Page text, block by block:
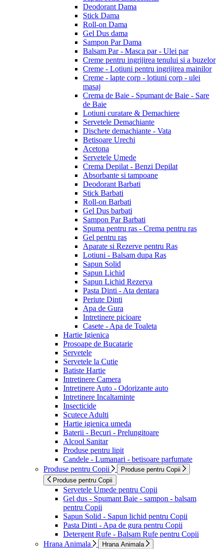
Deodorant Dama
Stick Dama
Roll-on Dama
Gel Dus dama
Sampon Par Dama
Balsam Par - Masca par - Ulei par
Creme pentru ingrijirea tenului si a buzelor
Creme - Lotiuni pentru ingrijirea mainilor
Creme - lapte corp - lotiuni corp - ulei
masaj
Crema de Baie - Spumant de Baie - Sare
de Baie
Lotiuni curatare & Demachiere
Servetele Demachiante
Dischete demachiante - Vata
Betisoare Urechi
Acetona
Servetele Umede
Crema Depilat - Benzi Depilat
Absorbante si tampoane
Deodorant Barbati
Stick Barbati
Roll-on Barbati
Gel Dus barbati
Sampon Par Barbati
Spuma pentru ras - Crema pentru ras
Gel pentru ras
Aparate si Rezerve pentru Ras
Lotiuni - Balsam dupa Ras
Sapun Solid
Sapun Lichid
Sapun Lichid Rezerva
Pasta Dinti - Ata dentara
Periute Dinti
Apa de Gura
Intretinere picioare
Casete - Apa de Toaleta
Hartie Igienica
Prosoape de Bucatarie
Servetele
Servetele la Cutie
Batiste Hartie
Intretinere Camera
Intretinere Auto - Odorizante auto
Intretinere Incaltaminte
Insecticide
Scutece Adulti
Hartie igienica umeda
Baterii - Becuri - Prelungitoare
Alcool Sanitar
Produse pentru lipit
Candele - Lumanari - betisoare parfumate
Produse pentru Copii
Produse pentru Copii
Produse pentru Copii
Servetele Umede pentru Copii
Gel dus - Spumant Baie - sampon - balsam
pentru Copii
Sapun Solid - Sapun lichid pentru Copii
Pasta Dinti - Apa de gura pentru Copii
Detergent Rufe - Balsam Rufe pentru Copii
Hrana Animala
Hrana Animala